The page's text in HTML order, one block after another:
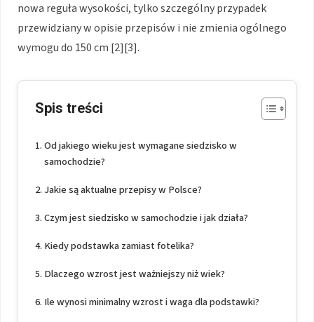
nowa reguła wysokości, tylko szczególny przypadek
przewidziany w opisie przepisów i nie zmienia ogólnego
wymogu do 150 cm [2][3].
Spis treści
Od jakiego wieku jest wymagane siedzisko w
samochodzie?
Jakie są aktualne przepisy w Polsce?
Czym jest siedzisko w samochodzie i jak działa?
Kiedy podstawka zamiast fotelika?
Dlaczego wzrost jest ważniejszy niż wiek?
Ile wynosi minimalny wzrost i waga dla podstawki?